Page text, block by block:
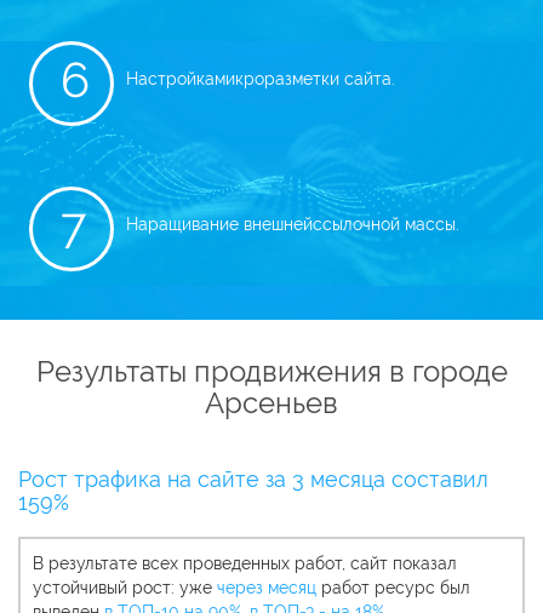
6 Настройкамикроразметки сайта.
7 Наращивание внешнейссылочной массы.
Результаты продвижения в городе
Арсеньев
Рост трафика на сайте за 3 месяца составил
159%
В результате всех проведенных работ, сайт показал
устойчивый рост: уже через месяц работ ресурс был